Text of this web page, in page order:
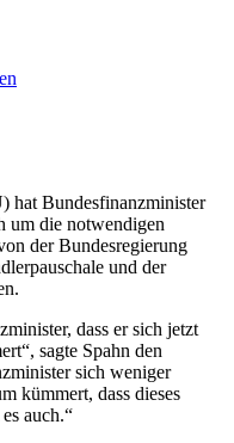
hat Bundesfinanzminister
um die notwendigen
der Bundesregierung
und der
dass er sich jetzt
sagte Spahn den
sich weniger
kümmert, dass dieses
auch.“